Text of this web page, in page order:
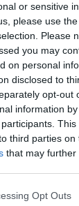
or sensitive
please use
Please
you may
on personal
disclosed to
opt-out
information
participants.
third parties on
that may
Opt Outs